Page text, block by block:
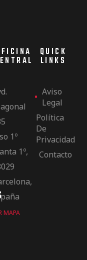
1º
1º,
MAPA
QUICK
LINKS
Aviso
Legal
Política
De
Privacidad
Contacto